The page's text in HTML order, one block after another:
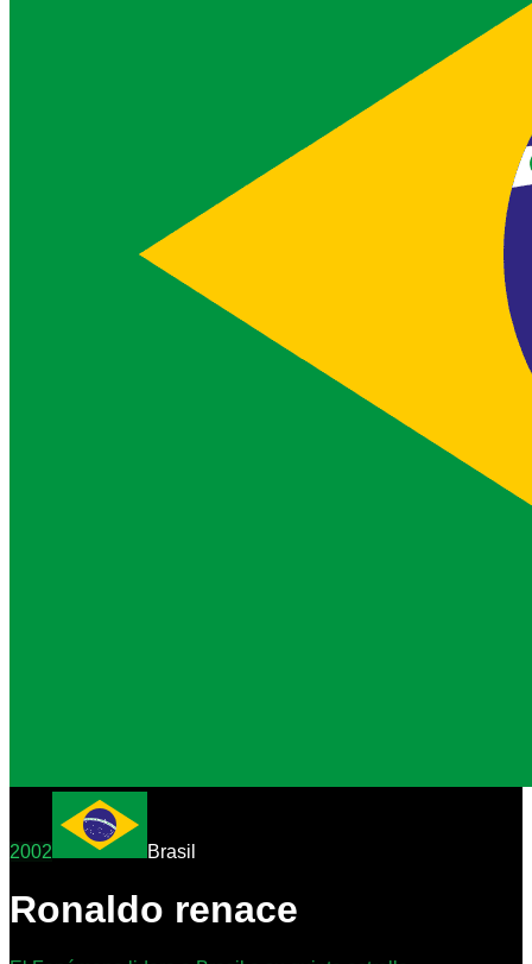
2002 Brasil
Ronaldo renace